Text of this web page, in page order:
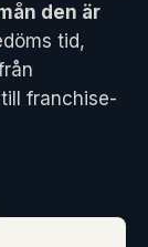
den är
tid,
franchise-